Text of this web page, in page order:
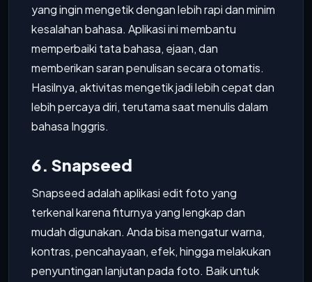
yang ingin mengetik dengan lebih rapi dan minim
kesalahan bahasa. Aplikasi ini membantu
memperbaiki tata bahasa, ejaan, dan
memberikan saran penulisan secara otomatis.
Hasilnya, aktivitas mengetik jadi lebih cepat dan
lebih percaya diri, terutama saat menulis dalam
bahasa Inggris.
6. Snapseed
Snapseed adalah aplikasi edit foto yang
terkenal karena fiturnya yang lengkap dan
mudah digunakan. Anda bisa mengatur warna,
kontras, pencahayaan, efek, hingga melakukan
penyuntingan lanjutan pada foto. Baik untuk